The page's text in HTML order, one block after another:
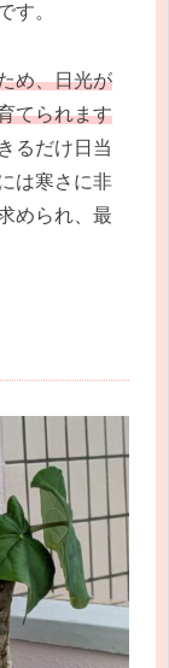
す。
め、日光が
てられます
るだけ日当
は寒さに非
められ、最